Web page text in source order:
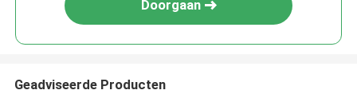
Doorgaan
Geadviseerde Producten